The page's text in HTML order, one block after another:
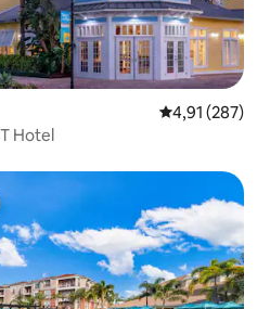
4,91 de uma
4,91 (287)
Hotel